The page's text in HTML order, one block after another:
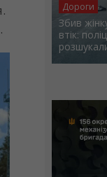
Дороги
Збив
втік: